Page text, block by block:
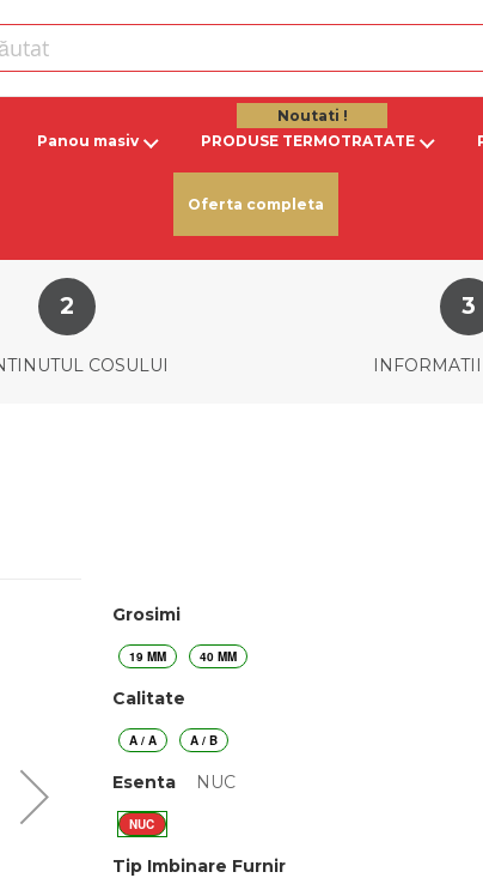
Panou masiv PRODUSE TERMOTRATATE
Noutati !
Oferta completa
COSULUI
Grosimi
19 MM 40 MM
Calitate
A / A A / B
Esenta NUC
NUC
Tip Imbinare Furnir